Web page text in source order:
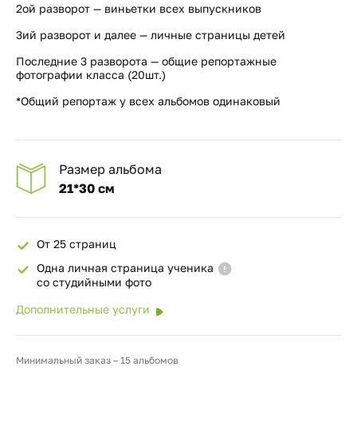
2ой разворот — виньетки всех выпускников
3ий разворот и далее — личные страницы детей
Последние 3 разворота — общие репортажные
фотографии класса (20шт.)
*Общий репортаж у всех альбомов одинаковый
Размер альбома
21*30 см
От 25 страниц
Одна личная страница ученика
со студийными фото
Дополнительные услуги
Минимальный заказ – 15 альбомов